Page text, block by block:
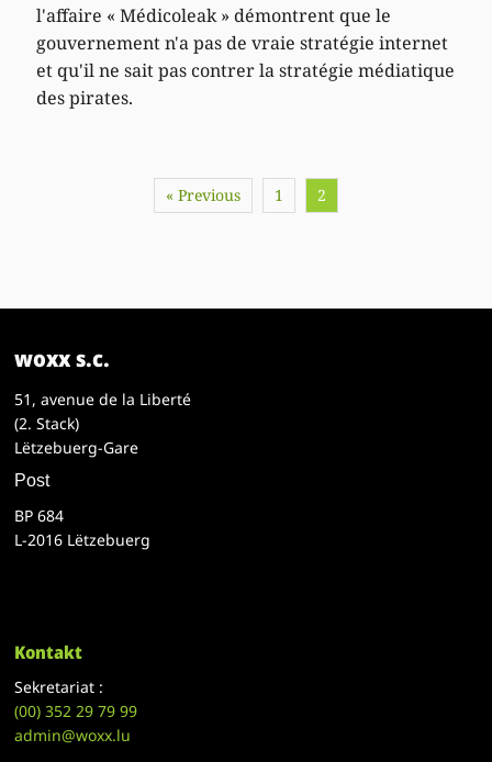
l'affaire « Médicoleak » démontrent que le
gouvernement n'a pas de vraie stratégie internet
et qu'il ne sait pas contrer la stratégie médiatique
des pirates.
« Previous 1 2
woxx s.c.
51, avenue de la Liberté
(2. Stack)
Lëtzebuerg-Gare
Post
BP 684
L-2016 Lëtzebuerg
Kontakt
Sekretariat :
(00)352 29 79 99
admin@woxx.lu